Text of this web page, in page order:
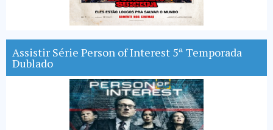
Assistir Série Person of Interest 5ª Temporada
Dublado